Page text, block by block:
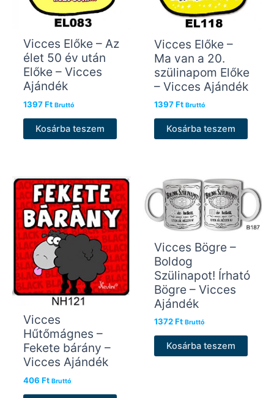
Vicces Előke – Az
élet 50 év után
Előke – Vicces
Ajándék
1397Ft Bruttó
Kosárba teszem
Vicces Előke –
Ma van a 20.
szülinapom Előke
– Vicces Ajándék
1397Ft Bruttó
Kosárba teszem
Vicces
Hűtőmágnes –
Fekete bárány –
Vicces Ajándék
406 Ft Bruttó
Vicces Bögre –
Boldog
Szülinapot! Írható
Bögre – Vicces
Ajándék
1372Ft Bruttó
Kosárba teszem